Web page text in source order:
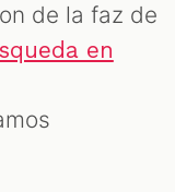
de la faz de
en